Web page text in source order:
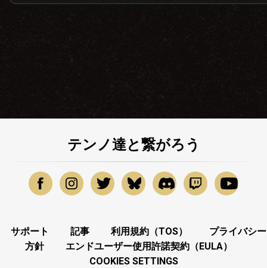
テンノ達と繋がろう
サポート 記事 利用規約（TOS）
プライバシー
方針
エンドユーザー使用許諾契約（EULA）
COOKIES SETTINGS